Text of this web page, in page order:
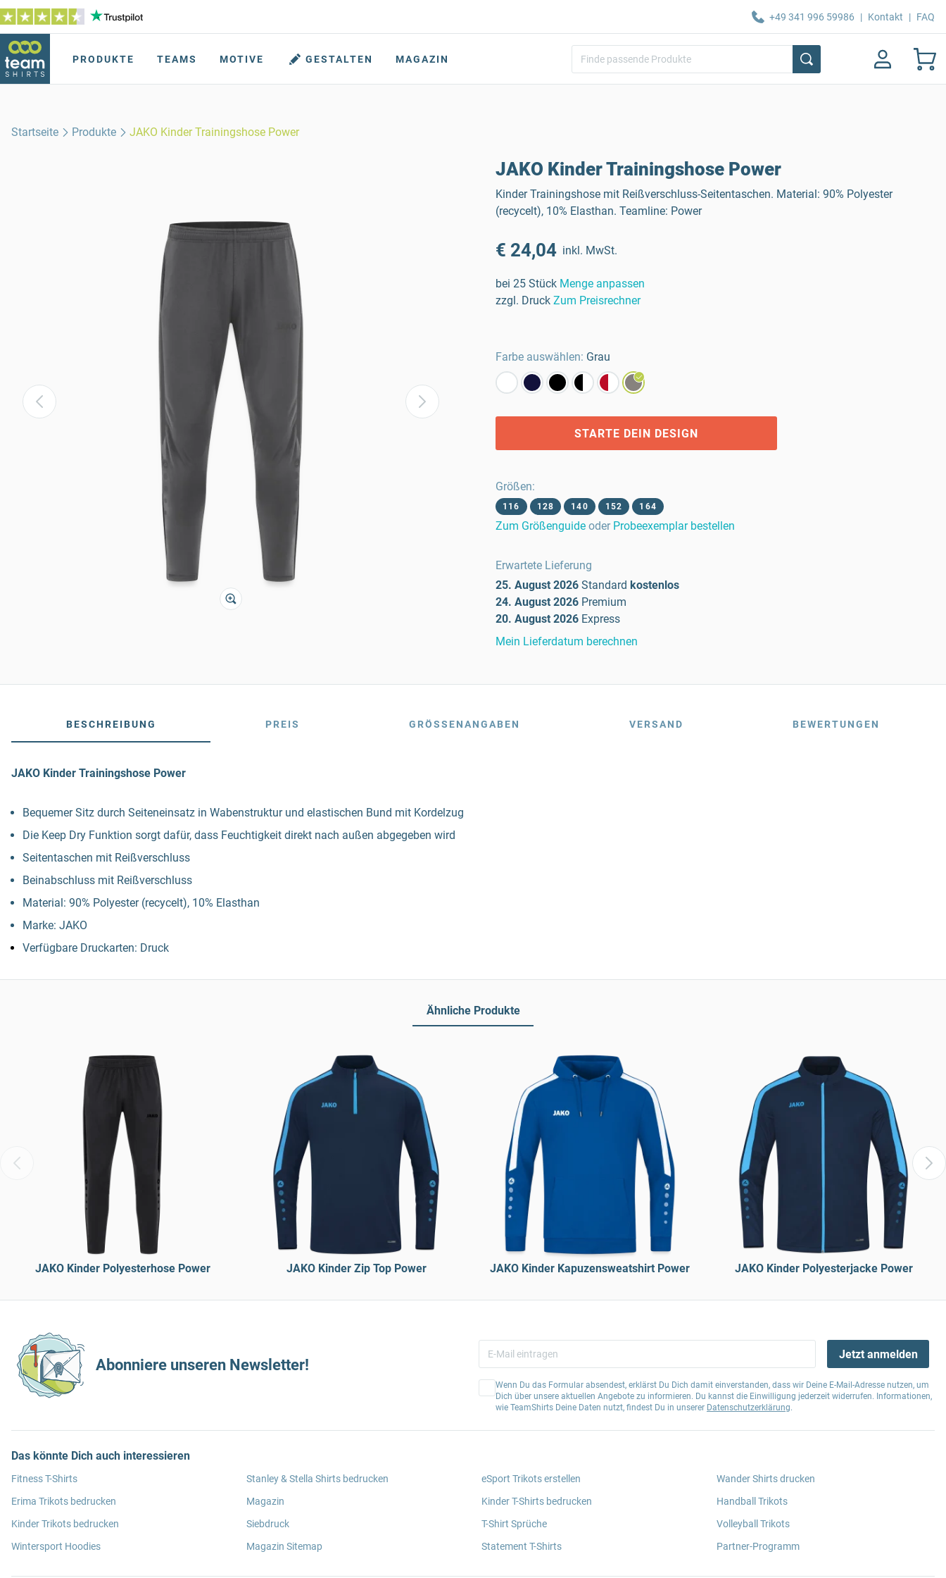
+49 341 996 59986 | Kontakt | FAQ
PRODUKTE TEAMS MOTIVE GESTALTEN MAGAZIN
Startseite Produkte JAKO Kinder Trainingshose Power
JAKO Kinder Trainingshose Power
Kinder Trainingshose mit Reißverschluss-Seitentaschen. Material: 90% Polyester
(recycelt), 10% Elasthan. Teamline: Power
€ 24,04 inkl. MwSt.
bei 25 Stück Menge anpassen
zzgl. Druck Zum Preisrechner
Farbe auswählen: Grau
STARTE DEIN DESIGN
Größen:
116 128 140 152 164
Zum Größenguide oder Probeexemplar bestellen
Erwartete Lieferung
25. August 2026 Standard kostenlos
24. August 2026 Premium
20. August 2026 Express
Mein Lieferdatum berechnen
BESCHREIBUNG PREIS GRÖSSENANGABEN VERSAND BEWERTUNGEN
JAKO Kinder Trainingshose Power
Bequemer Sitz durch Seiteneinsatz in Wabenstruktur und elastischen Bund mit Kordelzug
Die Keep Dry Funktion sorgt dafür, dass Feuchtigkeit direkt nach außen abgegeben wird
Seitentaschen mit Reißverschluss
Beinabschluss mit Reißverschluss
Material: 90% Polyester (recycelt), 10% Elasthan
Marke: JAKO
Verfügbare Druckarten: Druck
Ähnliche Produkte
JAKO Kinder Polyesterhose Power JAKO Kinder Zip Top Power JAKO Kinder Kapuzensweatshirt Power JAKO Kinder Polyesterjacke Power
Abonniere unseren Newsletter!
Jetzt anmelden
Wenn Du das Formular absendest, erklärst Du Dich damit einverstanden, dass wir Deine E-Mail-Adresse nutzen, um
Dich über unsere aktuellen Angebote zu informieren. Du kannst die Einwilligung jederzeit widerrufen. Informationen,
wie TeamShirts Deine Daten nutzt, findest Du in unserer Datenschutzerklärung.
Das könnte Dich auch interessieren
Fitness T-Shirts
Erima Trikots bedrucken
Kinder Trikots bedrucken
Wintersport Hoodies
Stanley & Stella Shirts bedrucken
Magazin
Siebdruck
Magazin Sitemap
eSport Trikots erstellen
Kinder T-Shirts bedrucken
T-Shirt Sprüche
Statement T-Shirts
Wander Shirts drucken
Handball Trikots
Volleyball Trikots
Partner-Programm